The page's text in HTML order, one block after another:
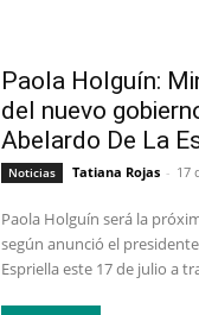
Paola Holguín:
del nuevo
Abelardo De La
Noticias Tatiana Rojas - 17
Paola Holguín será la
según anunció el
Espriella este 17 de julio a